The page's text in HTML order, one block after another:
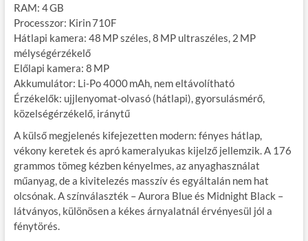
RAM: 4 GB
Processzor: Kirin 710F
Hátlapi kamera: 48 MP széles, 8 MP ultraszéles, 2 MP
mélységérzékelő
Előlapi kamera: 8 MP
Akkumulátor: Li‑Po 4000 mAh, nem eltávolítható
Érzékelők: ujjlenyomat-olvasó (hátlapi), gyorsulásmérő,
közelségérzékelő, iránytű
A külső megjelenés kifejezetten modern: fényes hátlap,
vékony keretek és apró kameralyukas kijelző jellemzik. A 176
grammos tömeg kézben kényelmes, az anyaghasználat
műanyag, de a kivitelezés masszív és egyáltalán nem hat
olcsónak. A színválaszték – Aurora Blue és Midnight Black –
látványos, különösen a kékes árnyalatnál érvényesül jól a
fénytörés.